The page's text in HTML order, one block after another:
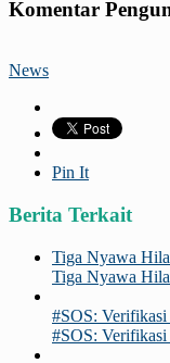
Komentar
News
Pin It
Berita Terkait
Tiga Nyawa
Tiga Nyawa
#SOS: Verifikasi
#SOS: Verifikasi